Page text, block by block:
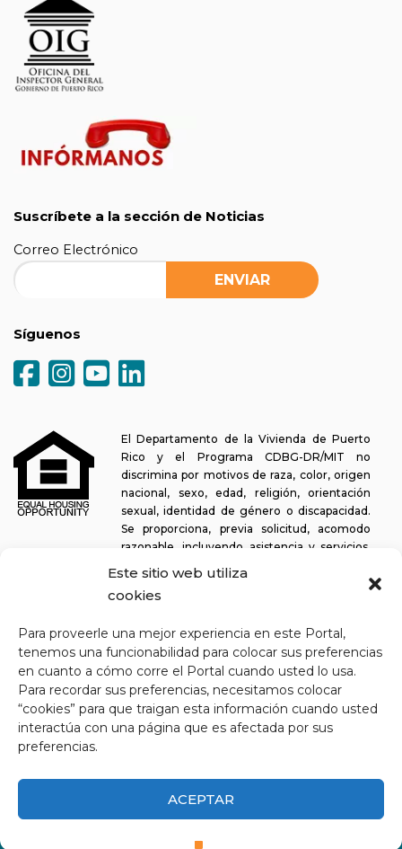
Este sitio web utiliza
cookies
Para proveerle una mejor experiencia en este Portal,
tenemos una funcionabilidad para colocar sus preferencias
en cuanto a cómo corre el Portal cuando usted lo usa.
Para recordar sus preferencias, necesitamos colocar
“cookies” para que traigan esta información cuando usted
interactúa con una página que es afectada por sus
preferencias.
ACEPTAR
Suscríbete a la sección de Noticias
Correo Electrónico
Síguenos
El Departamento de la Vivienda de Puerto
Rico y el Programa CDBG-DR/MIT no
discrimina por motivos de raza, color, origen
nacional, sexo, edad, religión, orientación
sexual, identidad de género o discapacidad.
Se proporciona, previa solicitud, acomodo
razonable, incluyendo asistencia y servicios,
oportunidad de participar en todos los programas y actividades. El
Departamento de la Vivienda se esfuerza continuamente por
lectores de pantalla, así como para otras funcionalidades
relacionadas con la accesibilidad, además de proporcionar acceso
a los documentos. Para solicitar asistencia con este sitio web o
copia de un documento específico, puede comunicarse al1-833-
234-2324.
Última actualización: 11-03-2025